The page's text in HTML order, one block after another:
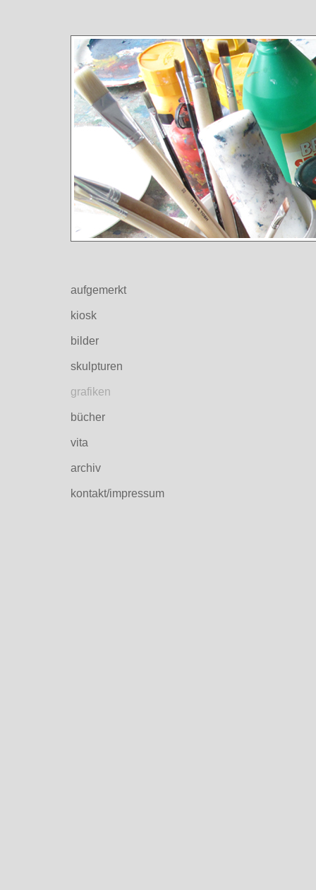
aufgemerkt
kiosk
bilder
skulpturen
grafiken
bücher
vita
archiv
kontakt/impressum